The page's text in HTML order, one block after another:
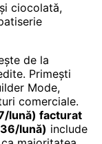
ciocolată,
de la
Primești
Mode,
comerciale.
lună) facturat
lună) include